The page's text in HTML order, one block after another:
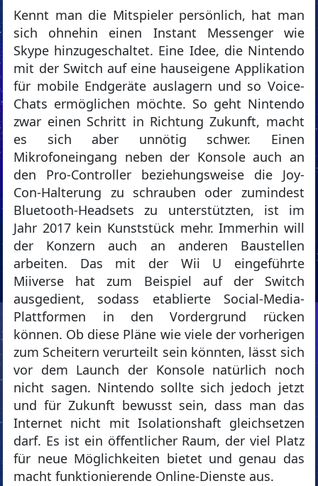
Kennt man die Mitspieler persönlich, hat man
sich ohnehin einen Instant Messenger wie
Skype hinzugeschaltet. Eine Idee, die Nintendo
mit der Switch auf eine hauseigene Applikation
für mobile Endgeräte auslagern und so Voice-
Chats ermöglichen möchte. So geht Nintendo
zwar einen Schritt in Richtung Zukunft, macht
es sich aber unnötig schwer. Einen
Mikrofoneingang neben der Konsole auch an
den Pro-Controller beziehungsweise die Joy-
Con-Halterung zu schrauben oder zumindest
Bluetooth-Headsets zu unterstützten, ist im
Jahr 2017 kein Kunststück mehr. Immerhin will
der Konzern auch an anderen Baustellen
arbeiten. Das mit der Wii U eingeführte
Miiverse hat zum Beispiel auf der Switch
ausgedient, sodass etablierte Social-Media-
Plattformen in den Vordergrund rücken
können. Ob diese Pläne wie viele der vorherigen
zum Scheitern verurteilt sein könnten, lässt sich
vor dem Launch der Konsole natürlich noch
nicht sagen. Nintendo sollte sich jedoch jetzt
und für Zukunft bewusst sein, dass man das
Internet nicht mit Isolationshaft gleichsetzen
darf. Es ist ein öffentlicher Raum, der viel Platz
für neue Möglichkeiten bietet und genau das
macht funktionierende Online-Dienste aus.